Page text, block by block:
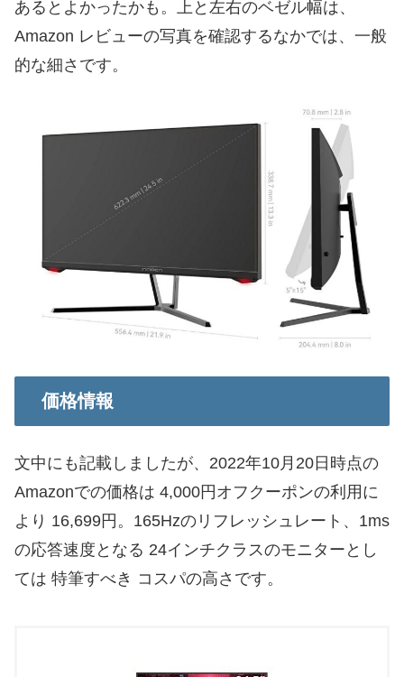
あるとよかったかも。上と左右のベゼル幅は、
Amazon レビューの写真を確認するなかでは、一般
的な細さです。
価格情報
文中にも記載しましたが、2022年10月20日時点の
Amazonでの価格は 4,000円オフクーポンの利用に
より 16,699円。165Hzのリフレッシュレート、1ms
の応答速度となる 24インチクラスのモニターとし
ては 特筆すべき コスパの高さです。